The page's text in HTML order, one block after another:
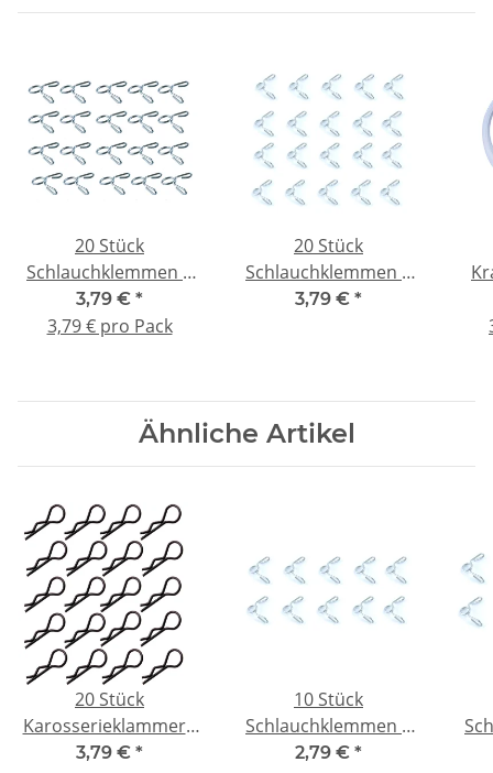
20 Stück
Schlauchklemmen 6
mm für
Kraftstoffschlauch
3,79 € *
3,79 € pro Pack
20 Stück
Schlauchklemmen 5
mm für
3,79 € *
Ähnliche Artikel
20 Stück
Karosserieklammern
1:10 R Splinte 23 mm -
3,79 € *
10 Stück
Schlauchklemmen 4
mm für
2,79 € *